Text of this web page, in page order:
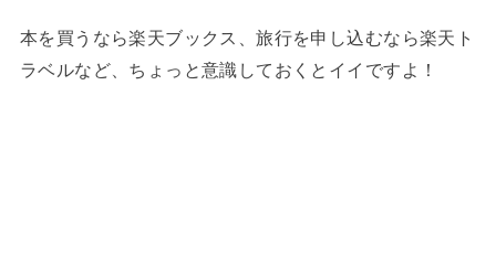
本を買うなら楽天ブックス、旅行を申し込むなら楽天ト
ラベルなど、ちょっと意識しておくとイイですよ！